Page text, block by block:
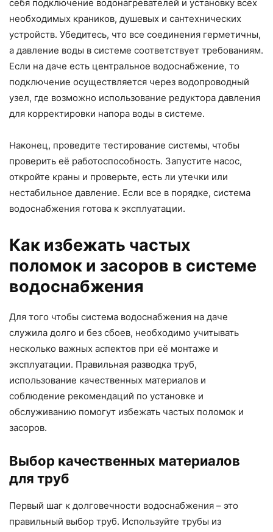
себя подключение водонагревателей и установку всех
необходимых краников, душевых и сантехнических
устройств. Убедитесь, что все соединения герметичны,
а давление воды в системе соответствует требованиям.
Если на даче есть центральное водоснабжение, то
подключение осуществляется через водопроводный
узел, где возможно использование редуктора давления
для корректировки напора воды в системе.
Наконец, проведите тестирование системы, чтобы
проверить её работоспособность. Запустите насос,
откройте краны и проверьте, есть ли утечки или
нестабильное давление. Если все в порядке, система
водоснабжения готова к эксплуатации.
Как избежать частых
поломок и засоров в системе
водоснабжения
Для того чтобы система водоснабжения на даче
служила долго и без сбоев, необходимо учитывать
несколько важных аспектов при её монтаже и
эксплуатации. Правильная разводка труб,
использование качественных материалов и
соблюдение рекомендаций по установке и
обслуживанию помогут избежать частых поломок и
засоров.
Выбор качественных материалов
для труб
Первый шаг к долговечности водоснабжения – это
правильный выбор труб. Используйте трубы из